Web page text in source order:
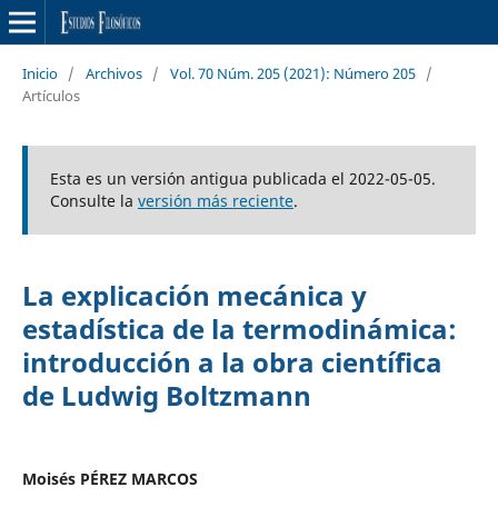
Inicio / Archivos / Vol. 70 Núm. 205 (2021): Número 205 /
Artículos
Esta es un versión antigua publicada el 2022-05-05.
Consulte la versión más reciente.
La explicación mecánica y
estadística de la termodinámica:
introducción a la obra científica
de Ludwig Boltzmann
Moisés PÉREZ MARCOS